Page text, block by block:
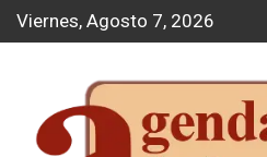
Viernes, Agosto 7, 2026